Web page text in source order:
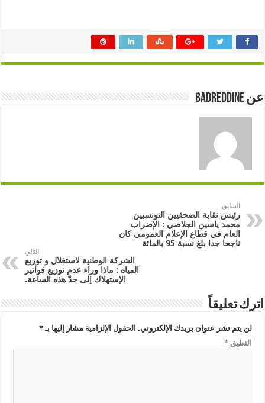
عن badreddine
السابق
رئيس نقابة الصحفيين التونسيين
محمد ياسين الجلاصي : الإضراب
العام في قطاع الإعلام العمومي كان
ناجحا جدا بلغ نسبة 95 بالمائة
التالي
الشركة الوطنية لاستغلال و توزيع
المياه : ماذا وراء عدم توزيع فواتير
الإستهلاك إلى حدّ هذه الساعة.
اترك تعليقاً
لن يتم نشر عنوان بريدك الإلكتروني. الحقول الإلزامية مشار إليها بـ*
التعليق*